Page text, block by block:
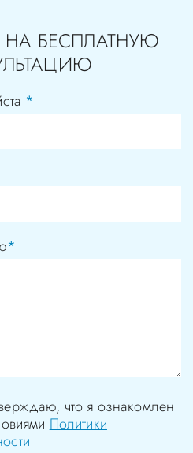
БЕСПЛАТНУЮ
*
*
что я ознакомлен
Политики